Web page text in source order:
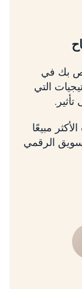
أهمية، وربط
باستخدام